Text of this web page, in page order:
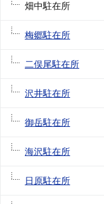
畑中駐在所
梅郷駐在所
二俣尾駐在所
沢井駐在所
御岳駐在所
海沢駐在所
日原駐在所